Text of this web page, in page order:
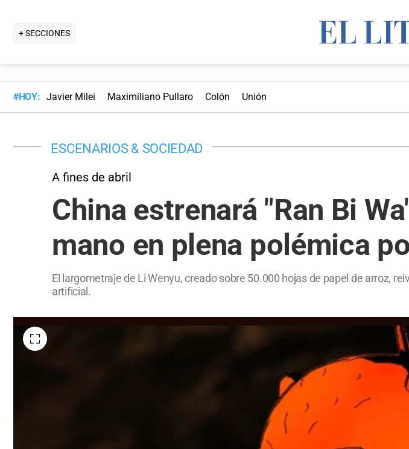
+ SECCIONES
#HOY: Javier Milei Maximiliano Pullaro Colón Unión
ESCENARIOS & SOCIEDAD
A fines de abril
China estrenará "Ran Bi
mano en plena polémica
El largometraje de Li Wenyu, creado sobre 50.000 hojas de papel de arroz,
artificial.